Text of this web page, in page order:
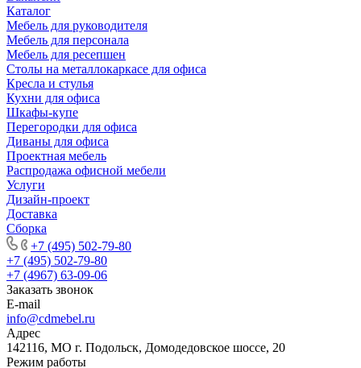
Каталог
Мебель для руководителя
Мебель для персонала
Мебель для ресепшен
Столы на металлокаркасе для офиса
Кресла и стулья
Кухни для офиса
Шкафы-купе
Перегородки для офиса
Диваны для офиса
Проектная мебель
Распродажа офисной мебели
Услуги
Дизайн-проект
Доставка
Сборка
+7 (495) 502-79-80
+7 (495) 502-79-80
+7 (4967) 63-09-06
Заказать звонок
E-mail
info@cdmebel.ru
Адрес
142116, МО г. Подольск, Домодедовское шоссе, 20
Режим работы